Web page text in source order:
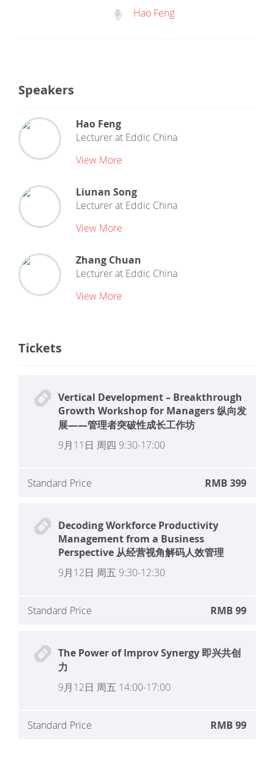
Hao Feng
Speakers
Hao Feng
Lecturerat Eddic China
View More
Liunan Song
Lecturerat Eddic China
View More
Zhang Chuan
Lecturerat Eddic China
View More
Tickets
Vertical Development – Breakthrough
Growth Workshop for Managers 纵向发
展——管理者突破性成长工作坊
9月11日 周四 9:30-17:00
Standard Price RMB 399
Decoding Workforce Productivity
Management from a Business
Perspective 从经营视角解码人效管理
9月12日 周五 9:30-12:30
Standard Price RMB 99
The Power of Improv Synergy 即兴共创
力
9月12日 周五 14:00-17:00
Standard Price RMB 99